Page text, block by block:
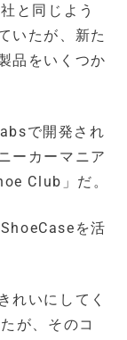
と同じよう
いたが、新た
品をいくつか
で開発され
ーカーマニア
Club」だ。
を活
れいにしてく
が、そのコ